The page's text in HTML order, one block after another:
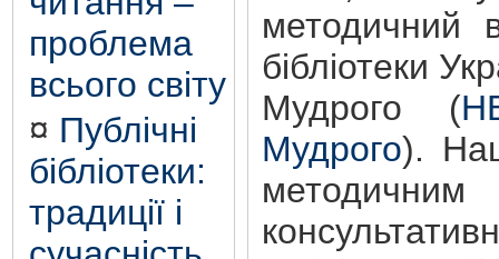
проблема
всього світу
¤ Публічні
бібліотеки:
традиції і
методичний
бібліотеки
Мудрого (
Мудрого).
методичним